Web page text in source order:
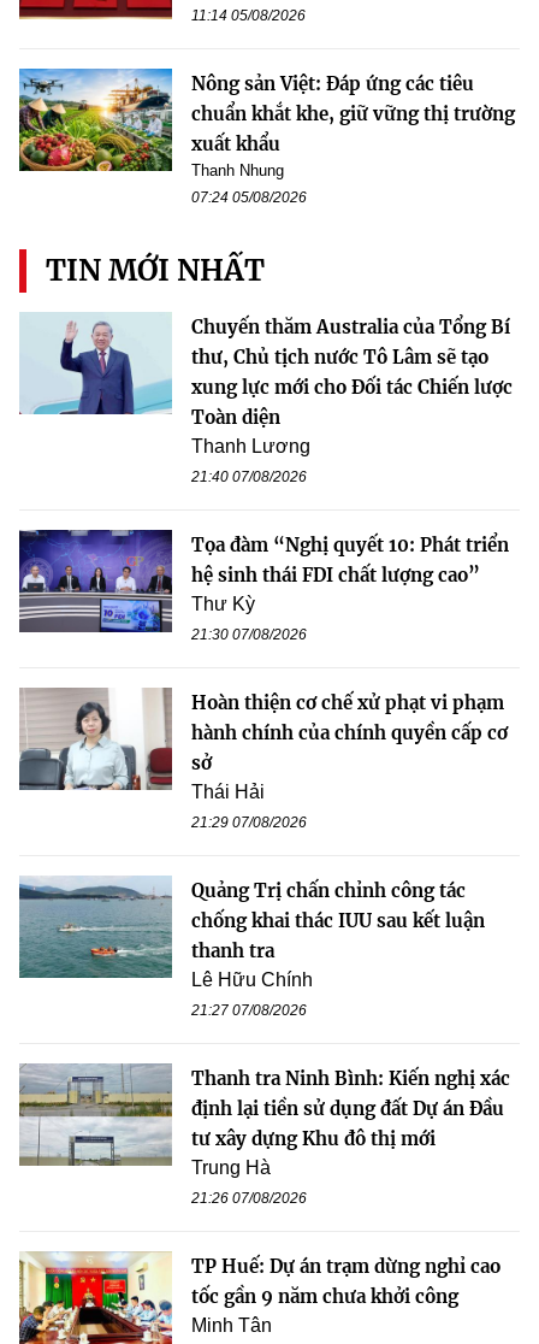
11:14 05/08/2026
Nông sản Việt: Đáp ứng các tiêu
chuẩn khắt khe, giữ vững thị trường
xuất khẩu
Thanh Nhung
07:24 05/08/2026
TIN MỚI NHẤT
Chuyến thăm Australia của Tổng Bí
thư, Chủ tịch nước Tô Lâm sẽ tạo
xung lực mới cho Đối tác Chiến lược
Toàn diện
Thanh Lương
21:40 07/08/2026
Tọa đàm “Nghị quyết 10: Phát triển
hệ sinh thái FDI chất lượng cao”
Thư Kỳ
21:30 07/08/2026
Hoàn thiện cơ chế xử phạt vi phạm
hành chính của chính quyền cấp cơ
sở
Thái Hải
21:29 07/08/2026
Quảng Trị chấn chỉnh công tác
chống khai thác IUU sau kết luận
thanh tra
Lê Hữu Chính
21:27 07/08/2026
Thanh tra Ninh Bình: Kiến nghị xác
định lại tiền sử dụng đất Dự án Đầu
tư xây dựng Khu đô thị mới
Trung Hà
21:26 07/08/2026
TP Huế: Dự án trạm dừng nghỉ cao
tốc gần 9 năm chưa khởi công
Minh Tân